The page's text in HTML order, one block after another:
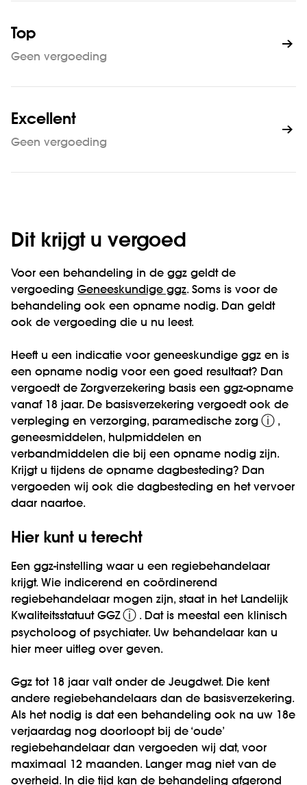
Top
Geen vergoeding
Excellent
Geen vergoeding
Dit krijgt u vergoed
Voor een behandeling in de ggz geldt de
vergoeding Geneeskundige ggz. Soms is voor de
behandeling ook een opname nodig. Dan geldt
ook de vergoeding die u nu leest.
Heeft u een indicatie voor geneeskundige ggz en is
een opname nodig voor een goed resultaat? Dan
vergoedt de Zorgverzekering basis een ggz-opname
vanaf 18 jaar. De basisverzekering vergoedt ook de
verpleging en verzorging, paramedische zorg ⓘ ,
geneesmiddelen, hulpmiddelen en
verbandmiddelen die bij een opname nodig zijn.
Krijgt u tijdens de opname dagbesteding? Dan
vergoeden wij ook die dagbesteding en het vervoer
daar naartoe.
Hier kunt u terecht
Een ggz-instelling waar u een regiebehandelaar
krijgt. Wie indicerend en coördinerend
regiebehandelaar mogen zijn, staat in het Landelijk
Kwaliteitsstatuut GGZ ⓘ . Dat is meestal een klinisch
psycholoog of psychiater. Uw behandelaar kan u
hier meer uitleg over geven.
Ggz tot 18 jaar valt onder de Jeugdwet. Die kent
andere regiebehandelaars dan de basisverzekering.
Als het nodig is dat een behandeling ook na uw 18e
verjaardag nog doorloopt bij de ‘oude’
regiebehandelaar dan vergoeden wij dat, voor
maximaal 12 maanden. Langer mag niet van de
overheid. In die tijd kan de behandeling afgerond